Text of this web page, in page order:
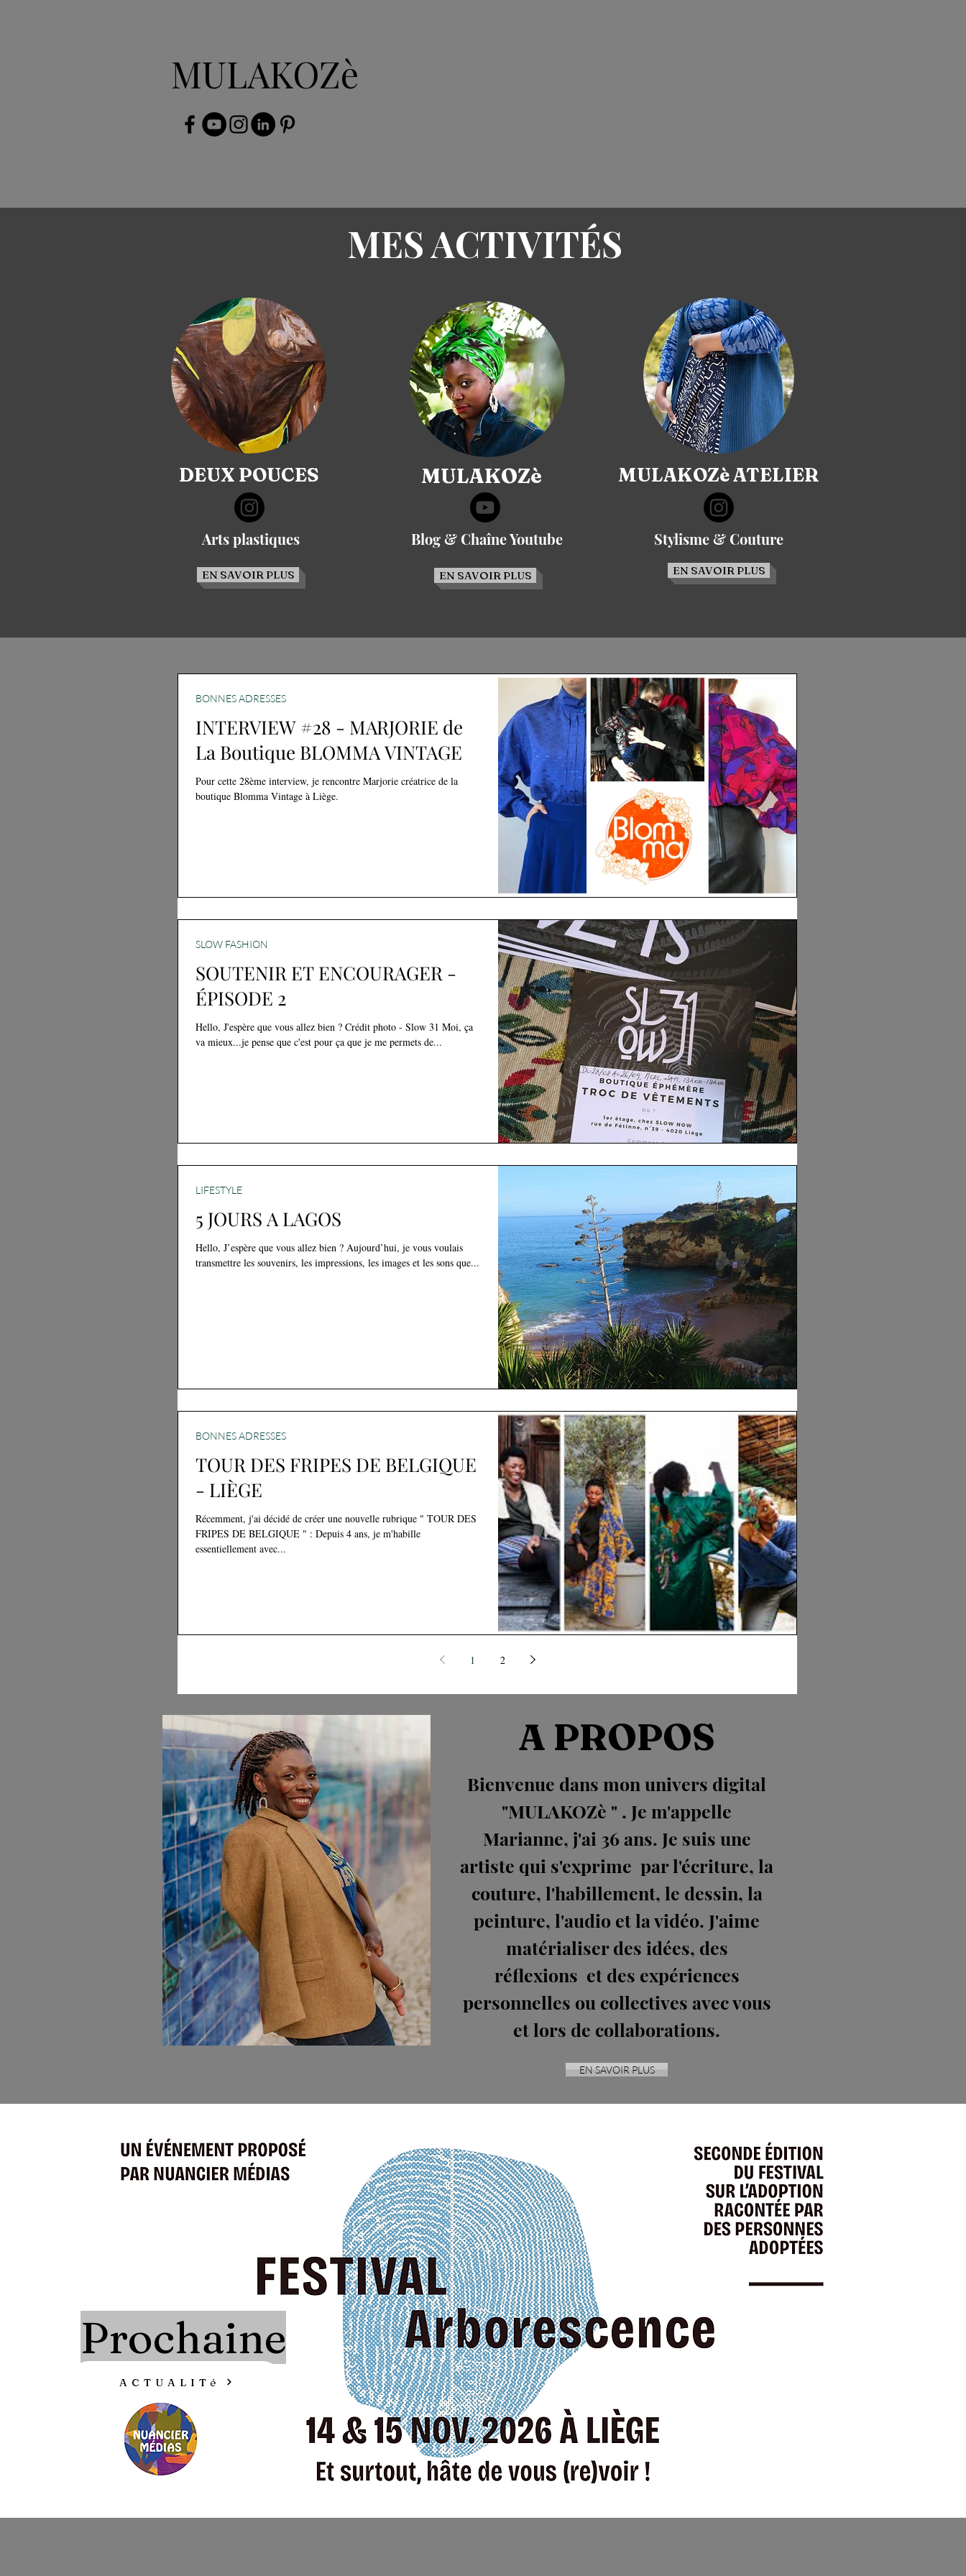
MULAKOZè
MES ACTIVITÉS
DEUX POUCES
Arts plastiques
EN SAVOIR PLUS
MULAKOZè
Blog & Chaîne Youtube
EN SAVOIR PLUS
MULAKOZè ATELIER
Stylisme & Couture
EN SAVOIR PLUS
INTERVIEW #28 - MARJORIE de
La Boutique BLOMMA VINTAGE
Pour cette 28ème interview, je rencontre Marjorie créatrice de la
boutique Blomma Vintage à Liège.
BONNES ADRESSES
SOUTENIR ET ENCOURAGER -
ÉPISODE 2
Hello, J'espère que vous allez bien ? Crédit photo - Slow 31 Moi, ça
va mieux...je pense que c'est pour ça que je me permets de...
SLOW FASHION
5 JOURS A LAGOS
Hello, J’espère que vous allez bien ? Aujourd’hui, je vous voulais
transmettre les souvenirs, les impressions, les images et les sons que...
LIFESTYLE
TOUR DES FRIPES DE BELGIQUE
- LIÈGE
Récemment, j'ai décidé de créer une nouvelle rubrique " TOUR DES
FRIPES DE BELGIQUE " : Depuis 4 ans, je m'habille
essentiellement avec...
BONNES ADRESSES
1 2
A PROPOS
Bienvenue dans mon univers digital
"MULAKOZè " . Je m'appelle
Marianne, j'ai 36 ans. Je suis une
artiste qui s'exprime par l'écriture, la
couture, l'habillement, le dessin, la
peinture, l'audio et la vidéo. J'aime
matérialiser des idées, des
réflexions et des expériences
personnelles ou collectives avec vous
et lors de collaborations.
EN SAVOIR PLUS
Prochaine
ACTUALITé